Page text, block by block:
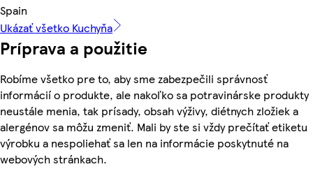
Spain
Ukázať všetko Kuchyňa
Príprava a použitie
Robíme všetko pre to, aby sme zabezpečili správnosť
informácií o produkte, ale nakoľko sa potravinárske produkty
neustále menia, tak prísady, obsah výživy, diétnych zložiek a
alergénov sa môžu zmeniť. Mali by ste si vždy prečítať etiketu
výrobku a nespoliehať sa len na informácie poskytnuté na
webových stránkach.